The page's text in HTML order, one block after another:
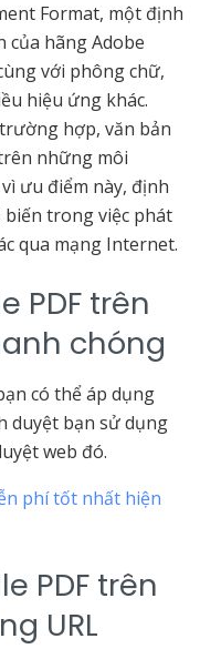
Format, một định
của hãng Adobe
với phông chữ,
hiệu ứng khác.
hợp, văn bản
những môi
ưu điểm này, định
biến trong việc phát
qua mạng Internet.
PDF trên
chóng
có thể áp dụng
duyệt bạn sử dụng
web đó.
phí tốt nhất hiện
PDF trên
URL